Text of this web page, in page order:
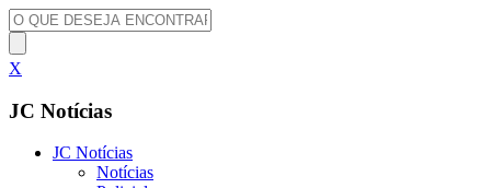
X
JC Notícias
JC Notícias
Notícias